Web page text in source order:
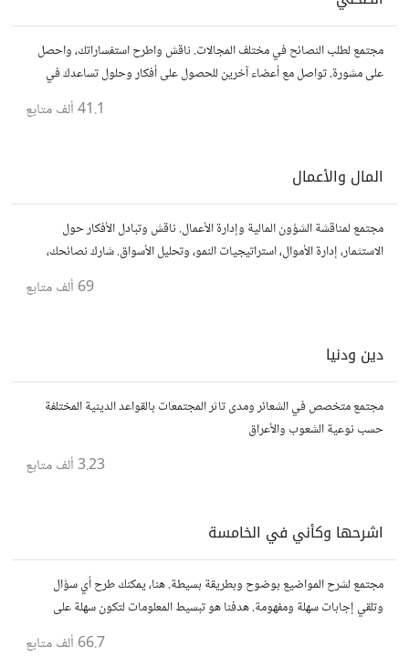
مجتمع لطلب النصائح في مختلف المجالات. ناقش واطرح استفساراتك، واحصل
على مشورة. تواصل مع أعضاء آخرين للحصول على أفكار وحلول تساعدك في
41.1 ألف متابع
المال والأعمال
مجتمع لمناقشة الشؤون المالية وإدارة الأعمال. ناقش وتبادل الأفكار حول
الاستثمار، إدارة الأموال، استراتيجيات النمو، وتحليل الأسواق. شارك نصائحك،
69 ألف متابع
دين ودنيا
مجتمع متخصص في الشعائر ومدى تاثر المجتمعات بالقواعد الدينية المختلفة
حسب نوعية الشعوب والأعراق
3.23 ألف متابع
اشرحها وكأني في الخامسة
مجتمع لشرح المواضيع بوضوح وبطريقة بسيطة. هنا، يمكنك طرح أي سؤال
وتلقي إجابات سهلة ومفهومة. هدفنا هو تبسيط المعلومات لتكون سهلة على
66.7 ألف متابع